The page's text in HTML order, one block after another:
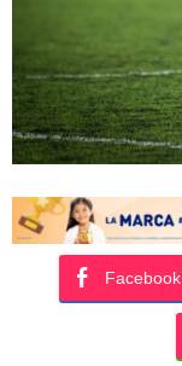
Facebook